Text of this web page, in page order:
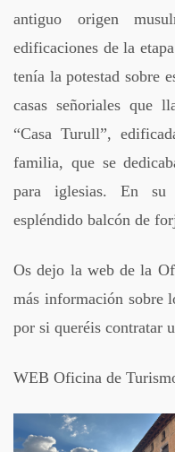
antiguo origen
edificaciones de la
tenía la potestad sobre
casas señoriales que
“Casa Turull”,
familia, que se
para iglesias. En su
espléndido balcón de
Os dejo la web de la
más información sobre
por si queréis contratar
WEB Oficina de